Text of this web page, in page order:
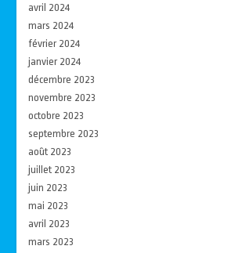
avril 2024
mars 2024
février 2024
janvier 2024
décembre 2023
novembre 2023
octobre 2023
septembre 2023
août 2023
juillet 2023
juin 2023
mai 2023
avril 2023
mars 2023